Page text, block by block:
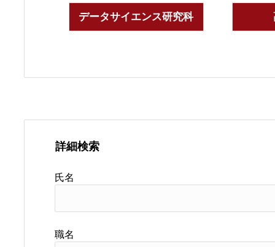
データサイエンス研究科
詳細検索
氏名
職名